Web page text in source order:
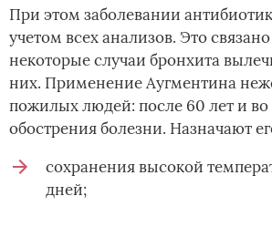
При этом заболевании
учетом всех анализов. Это
некоторые случаи бронхита
них. Применение Аугментина
пожилых людей: после 60 лет и
обострения болезни. Назначают
сохранения высокой
дней;